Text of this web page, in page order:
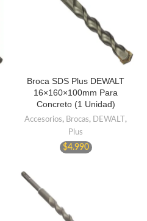
Broca SDS Plus DEWALT
16×160×100mm Para
Concreto (1 Unidad)
Accesorios, Brocas, DEWALT ,
Plus
$4.990